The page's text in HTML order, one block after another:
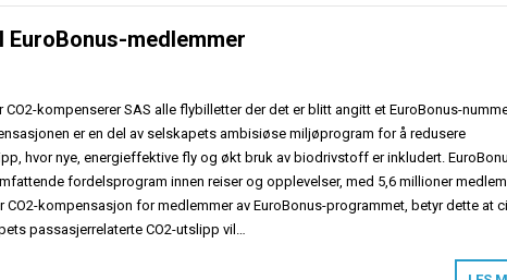
medlemmer
CO2-kompenserer SAS alle flybilletter der det er blitt angitt et EuroBonus-
er en del av selskapets ambisiøse miljøprogram for å redusere
hvor nye, energieffektive fly og økt bruk av biodrivstoff er inkludert.
fordelsprogram innen reiser og opplevelser, med 5,6 millioner
CO2-kompensasjon for medlemmer av EuroBonus-programmet, betyr dette at
passasjerrelaterte CO2-utslipp vil…